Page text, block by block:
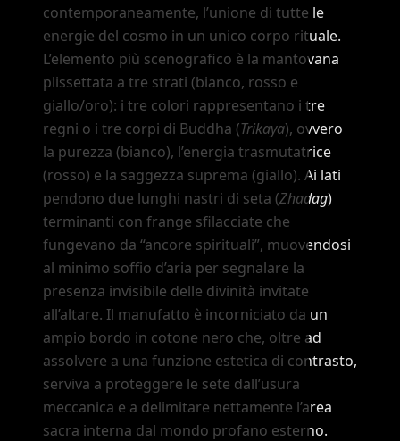
contemporaneamente, l’unione di tutte le
energie del cosmo in un unico corpo rituale.
L’elemento più scenografico è la mantovana
plissettata a tre strati (bianco, rosso e
giallo/oro): i tre colori rappresentano i tre
regni o i tre corpi di Buddha (Trikaya), ovvero
la purezza (bianco), l’energia trasmutatrice
(rosso) e la saggezza suprema (giallo). Ai lati
pendono due lunghi nastri di seta (Zhadag)
terminanti con frange sfilacciate che
fungevano da “ancore spirituali”, muovendosi
al minimo soffio d’aria per segnalare la
presenza invisibile delle divinità invitate
all’altare. Il manufatto è incorniciato da un
ampio bordo in cotone nero che, oltre ad
assolvere a una funzione estetica di contrasto,
serviva a proteggere le sete dall’usura
meccanica e a delimitare nettamente l’area
sacra interna dal mondo profano esterno.